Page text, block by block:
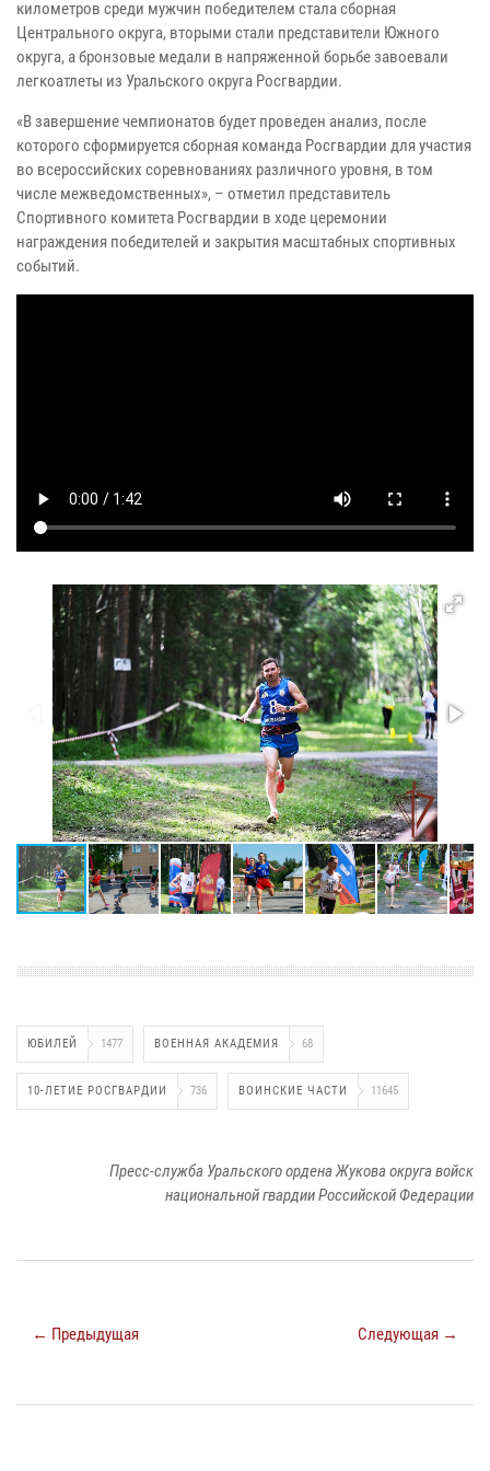
километров среди мужчин победителем стала сборная
Центрального округа, вторыми стали представители Южного
округа, а бронзовые медали в напряженной борьбе завоевали
легкоатлеты из Уральского округа Росгвардии.
«В завершение чемпионатов будет проведен анализ, после
которого сформируется сборная команда Росгвардии для участия
во всероссийских соревнованиях различного уровня, в том
числе межведомственных», – отметил представитель
Спортивного комитета Росгвардии в ходе церемонии
награждения победителей и закрытия масштабных спортивных
событий.
ЮБИЛЕЙ 1477 ВОЕННАЯ АКАДЕМИЯ 68
10-ЛЕТИЕ РОСГВАРДИИ 736 ВОИНСКИЕ ЧАСТИ 11645
Пресс-служба Уральского ордена Жукова округа войск
национальной гвардии Российской Федерации
← Предыдущая Следующая →